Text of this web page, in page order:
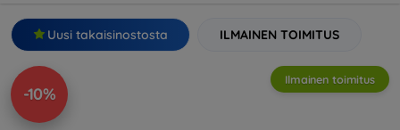
Uusi takaisinostosta ILMAINEN TOIMITUS
-10%
Ilmainen toimitus